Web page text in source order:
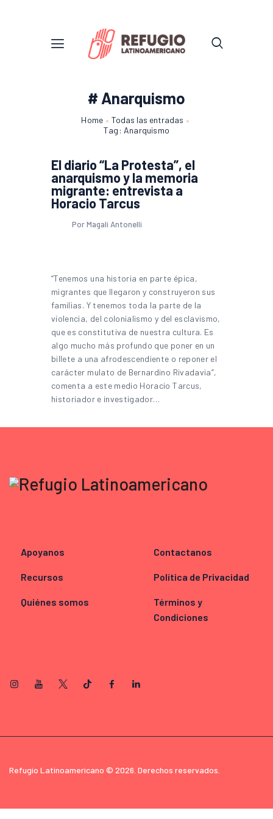
# Anarquismo
Home
Todas las entradas
Tag: Anarquismo
El diario “La Protesta”, el
anarquismo y la memoria
migrante: entrevista a
Horacio Tarcus
Por Magalí Antonelli
“Tenemos una historia en parte épica,
migrantes que llegaron y construyeron sus
familias. Y tenemos toda la parte de la
violencia, del colonialismo y del esclavismo,
que es constitutiva de nuestra cultura. Es
algo mucho más profundo que poner en un
billete a una afrodescendiente o reponer el
carácter mulato de Bernardino Rivadavia”,
comenta a este medio Horacio Tarcus,
historiador e investigador…
Apoyanos
Recursos
Quiénes somos
Contactanos
Política de Privacidad
Términos y
Condiciones
Refugio Latinoamericano © 2026. Derechos reservados.